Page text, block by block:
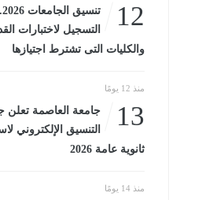
12
التسجيل لاختبارات
والكليات التى تشترط اجتيازها
منذ 12 يومًا
13
جامعة العاصمة تعلن
التنسيق الإلكتروني
ثانوية عامة 2026
منذ 14 يومًا